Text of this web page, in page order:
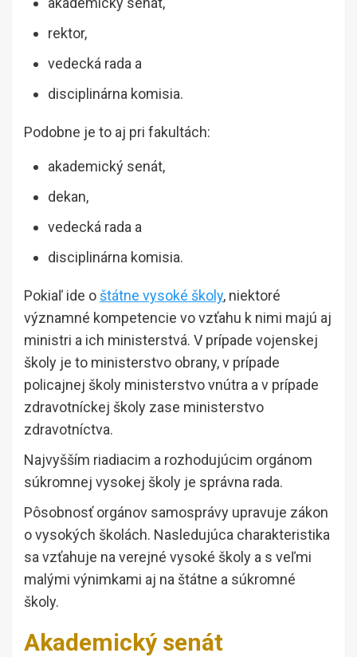
rektor,
vedecká rada a
disciplinárna komisia.
Podobne je to aj pri fakultách:
akademický senát,
dekan,
vedecká rada a
disciplinárna komisia.
Pokiaľ ide o štátne vysoké školy, niektoré
významné kompetencie vo vzťahu k nimi majú aj
ministri a ich ministerstvá. V prípade vojenskej
školy je to ministerstvo obrany, v prípade
policajnej školy ministerstvo vnútra a v prípade
zdravotníckej školy zase ministerstvo
zdravotníctva.
Najvyšším riadiacim a rozhodujúcim orgánom
súkromnej vysokej školy je správna rada.
Pôsobnosť orgánov samosprávy upravuje zákon
o vysokých školách. Nasledujúca charakteristika
sa vzťahuje na verejné vysoké školy a s veľmi
malými výnimkami aj na štátne a súkromné
školy.
Akademický senát